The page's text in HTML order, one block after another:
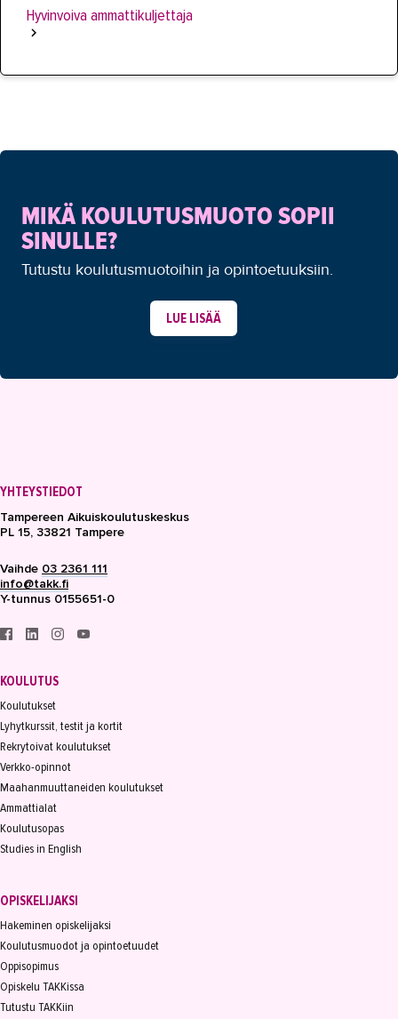
Hyvinvoiva ammattikuljettaja
MIKÄ KOULUTUSMUOTO SOPII
SINULLE?
Tutustu koulutusmuotoihin ja opintoetuuksiin.
LUE LISÄÄ
YHTEYSTIEDOT
Tampereen Aikuiskoulutuskeskus
PL 15, 33821 Tampere
Vaihde 03 2361 111
info@takk.fi
Y-tunnus 0155651-0
KOULUTUS
Koulutukset
Lyhytkurssit, testit ja kortit
Rekrytoivat koulutukset
Verkko-opinnot
Maahanmuuttaneiden koulutukset
Ammattialat
Koulutusopas
Studies in English
OPISKELIJAKSI
Hakeminen opiskelijaksi
Koulutusmuodot ja opintoetuudet
Oppisopimus
Opiskelu TAKKissa
Tutustu TAKKiin